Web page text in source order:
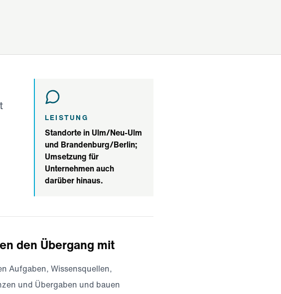
LEISTUNG
Standorte in Ulm/Neu-Ulm
und Brandenburg/Berlin;
Umsetzung für
Unternehmen auch
darüber hinaus.
den Übergang mit
Aufgaben, Wissensquellen,
und Übergaben und bauen